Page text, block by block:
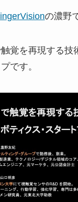
の濃野
覚を再現する技
です。